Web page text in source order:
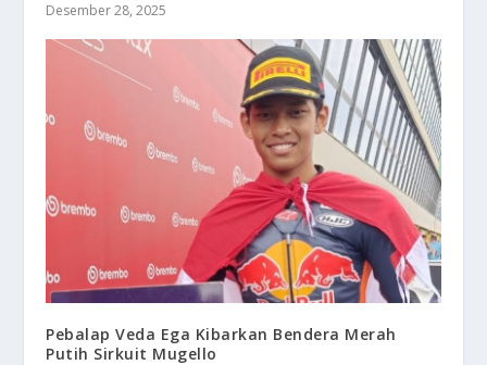
Desember 28, 2025
Pebalap Veda Ega Kibarkan Bendera Merah
Putih Sirkuit Mugello